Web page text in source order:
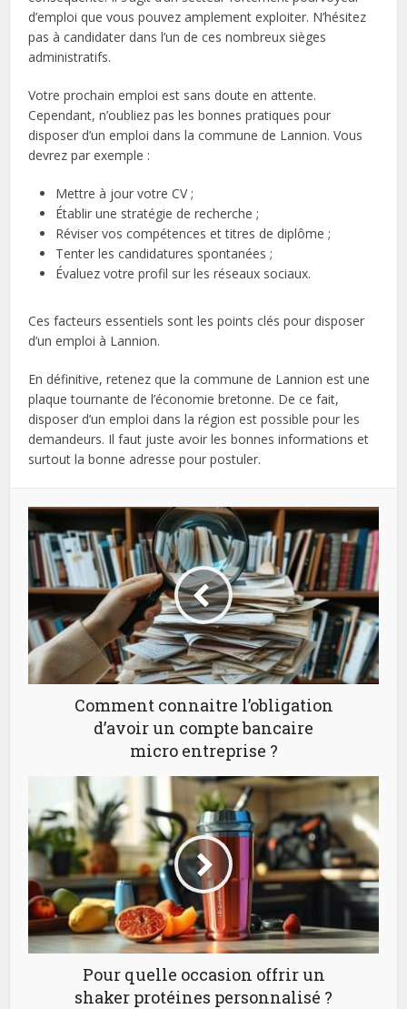
d’emploi que vous pouvez amplement exploiter. N’hésitez
pas à candidater dans l’un de ces nombreux sièges
administratifs.
Votre prochain emploi est sans doute en attente.
Cependant, n’oubliez pas les bonnes pratiques pour
disposer d’un emploi dans la commune de Lannion. Vous
devrez par exemple :
Mettre à jour votre CV ;
Établir une stratégie de recherche ;
Réviser vos compétences et titres de diplôme ;
Tenter les candidatures spontanées ;
Évaluez votre profil sur les réseaux sociaux.
Ces facteurs essentiels sont les points clés pour disposer
d’un emploi à Lannion.
En définitive, retenez que la commune de Lannion est une
plaque tournante de l’économie bretonne. De ce fait,
disposer d’un emploi dans la région est possible pour les
demandeurs. Il faut juste avoir les bonnes informations et
surtout la bonne adresse pour postuler.
Comment connaitre l’obligation
d’avoir un compte bancaire
micro entreprise ?
Pour quelle occasion offrir un
shaker protéines personnalisé ?